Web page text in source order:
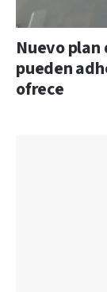
Nuevo plan
pueden
ofrece